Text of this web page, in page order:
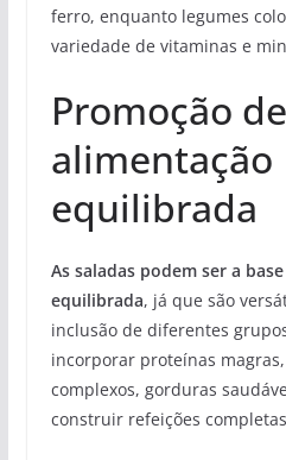
ferro, enquanto legumes
variedade de vitaminas e
Promoção
alimentação
equilibrada
As saladas podem ser a
equilibrada, já que são
inclusão de diferentes
incorporar proteínas
complexos, gorduras
construir refeições